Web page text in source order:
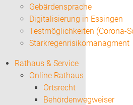
Gebärdensprache
Digitalisierung in Essingen
Testmöglichkeiten (Corona-
Starkregenrisikomanagment
Rathaus & Service
Online Rathaus
Ortsrecht
Behördenwegweiser